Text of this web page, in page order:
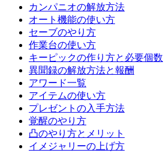
カンパニオの解放方法
オート機能の使い方
セーブのやり方
作業台の使い方
キーピックの作り方と必要個数
異聞録の解放方法と報酬
アワード一覧
アイテムの使い方
プレゼントの入手方法
覚醒のやり方
凸のやり方とメリット
イメジャリーの上げ方